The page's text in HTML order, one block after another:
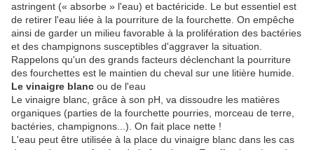
astringent (« absorbe » l'eau) et bactéricide. Le but essentiel est
de retirer l'eau liée à la pourriture de la fourchette. On empêche
ainsi de garder un milieu favorable à la prolifération des bactéries
et des champignons susceptibles d'aggraver la situation.
Rappelons qu'un des grands facteurs déclenchant la pourriture
des fourchettes est le maintien du cheval sur une litière humide.
Le vinaigre blanc ou de l'eau
Le vinaigre blanc, grâce à son pH, va dissoudre les matières
organiques (parties de la fourchette pourries, morceau de terre,
bactéries, champignons...). On fait place nette !
L'eau peut être utilisée à la place du vinaigre blanc dans les cas